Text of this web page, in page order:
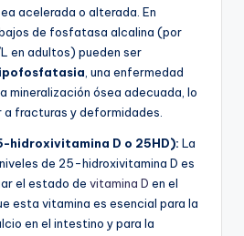
acelerada o alterada. En
de fosfatasa alcalina (por
en adultos) pueden ser
, una enfermedad
mineralización ósea adecuada, lo
a fracturas y deformidades.
hidroxivitamina D o 25HD): La
de 25-hidroxivitamina D es
el estado de vitamina D en el
esta vitamina es esencial para la
en el intestino y para la